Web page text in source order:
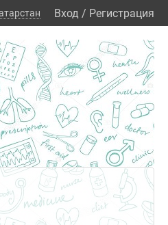
Вход / Регистрация